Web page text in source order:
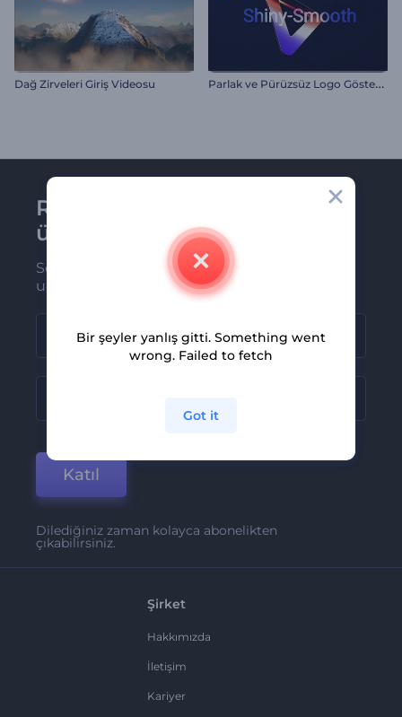
Dağ Zirveleri Giriş Videosu P
arlak ve Pürüzsüz Logo Gösterimi
Renderforest bültenine
üye olun
Son haber ve tekliflerimiz ilk olarak size
ulaşsın
Katıl
Dilediğiniz zaman kolayca abonelikten
çıkabilirsiniz.
Şirket
Hakkımızda
İletişim
Kariyer
Bir şeyler yanlış gitti. Something went
wrong. Failed to fetch
Got it